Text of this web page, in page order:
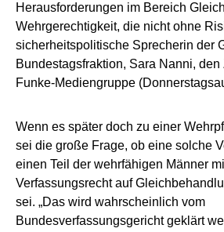
Herausforderungen im Bereich
Wehrgerechtigkeit, die nicht ohne
sicherheitspolitische Sprecherin der
Bundestagsfraktion, Sara Nanni,
Funke-Mediengruppe
Wenn es später doch zu einer
sei die große Frage, ob eine solche
einen Teil der wehrfähigen Männer
Verfassungsrecht auf
sei. „Das wird wahrscheinlich vom
Bundesverfassungsgericht geklärt